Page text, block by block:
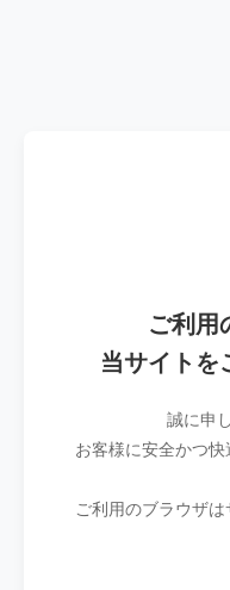
ご利用
当サイトを
誠に申
お客様に安全かつ
ご利用のブラウザ